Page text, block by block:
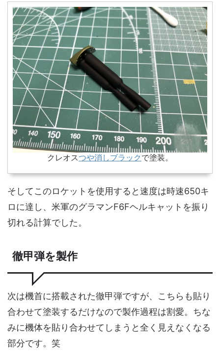
クレオスつや消しブラック で塗装。
そしてこのロケットを使用すると速度は時速650キ
ロに達し、米軍のグラマンF6Fヘルキャットを振り
切れる計算でした。
徹甲弾を製作
次は機首に搭載された徹甲弾ですが、こちらも貼り
合わせて塗装するだけなので製作過程は割愛。ちな
みに機体を貼り合わせてしまうと全く見えなくなる
部分です。笑